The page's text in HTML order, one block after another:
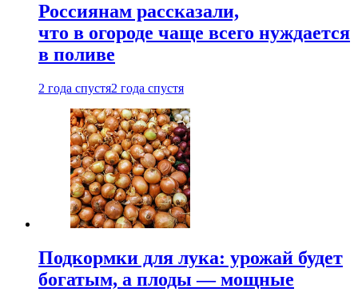
Россиянам рассказали,
что в огороде чаще всего нуждается
в поливе
2 года спустя2 года спустя
Подкормки для лука: урожай будет
богатым, а плоды — мощные